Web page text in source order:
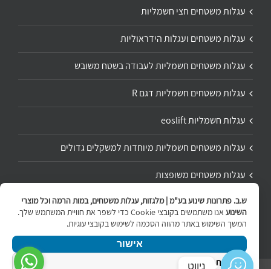
עגלות משטחים חצי חשמליות
עגלות משטחים ועגלות הידראוליות
עגלות משטחים חשמליות לעבודה בשטח משובש
עגלות משטחים חשמליות דגם R
עגלות חשמליות eoslift
עגלות משטחים חשמליות מיוחדות למשקלים גדולים
עגלות משטחים משופצות
תיקון ושיפוץ עגלת משטחים
ש.ב. פתרונות שינוע בע"מ | מלגזות, עגלות משטחים, במות הרמה וכל מוצרי
השינוע
אנו משתמשים בקובצי Cookie כדי לשפר את חוויית המשתמש שלך.
המשך השימוש באתר מהווה הסכמה לשימוש בקובצי עוגיות.
אישור
מדיניות הפרטיות
ניווט